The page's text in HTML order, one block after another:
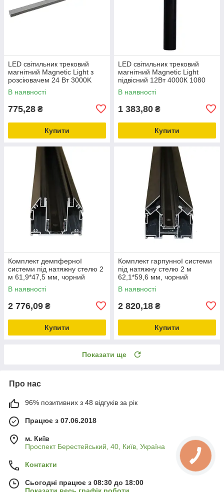
LED світильник трековий
магнітний Magnetic Light з
розсіювачем 24 Вт 3000K
2040 Lm, чорний
В наявності
775,28 ₴
Купити
LED світильник трековий
магнітний Magnetic Light
підвісний 12Вт 4000К 1080
Лм , чорний
В наявності
1 383,80 ₴
Купити
Комплект демпферної
системи під натяжну стелю 2
м 61,9*47,5 мм, чорний
В наявності
2 776,09 ₴
Купити
Комплект гарпунної системи
під натяжну стелю 2 м
62,1*59,6 мм, чорний
В наявності
2 820,18 ₴
Купити
Показати ще
Про нас
96% позитивних з 48 відгуків за рік
Працює з 07.06.2018
м. Київ
Проспект Берестейський, 40, Київ, Україна
Контакти
Сьогодні працює з 08:30 до 18:00